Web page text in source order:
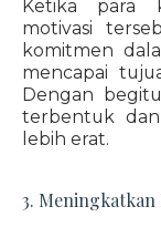
Ketika para
motivasi
komitmen
mencapai
Dengan
terbentuk
lebih erat.
3.